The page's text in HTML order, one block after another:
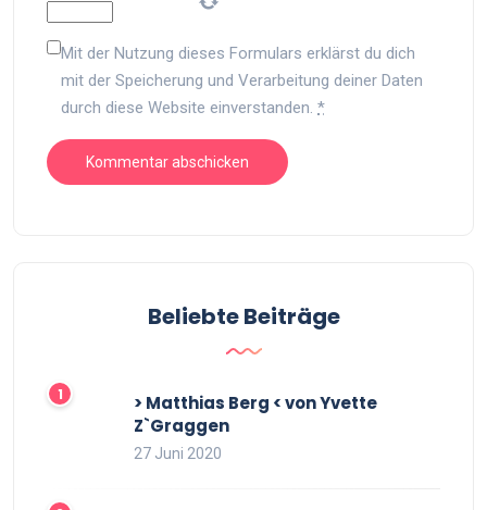
Mit der Nutzung dieses Formulars erklärst du dich
mit der Speicherung und Verarbeitung deiner Daten
durch diese Website einverstanden. *
Beliebte Beiträge
> Matthias Berg < von Yvette
Z`Graggen
27 Juni 2020